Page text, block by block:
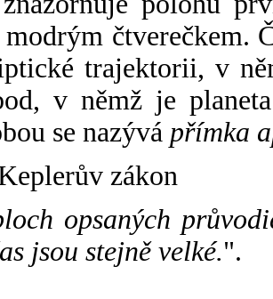
modrým čtverečkem.
trajektorii, v
v němž je
se nazývá přímka
zákon
opsaných
jsou stejně velké.".